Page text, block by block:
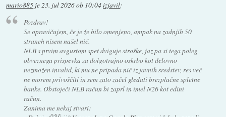
mario885 je23. jul 2026 ob 10:04izjavil:
Pozdrav!
Se opravičujem, če je že bilo omenjeno, ampak na zadnjih 50
straneh nisem našel nič.
NLB s prvim avgustom spet dviguje stroške, jaz pa si tega poleg
obveznega prispevka za dolgotrajno oskrbo kot delovno
nezmožen invalid, ki mu ne pripada nič iz javnih sredstev, res več
ne morem privoščiti in sem zato začel gledati brezplačne spletne
banke. Obstoječi NLB račun bi zaprl in imel N26 kot edini
račun.
Zanima me nekaj stvari: